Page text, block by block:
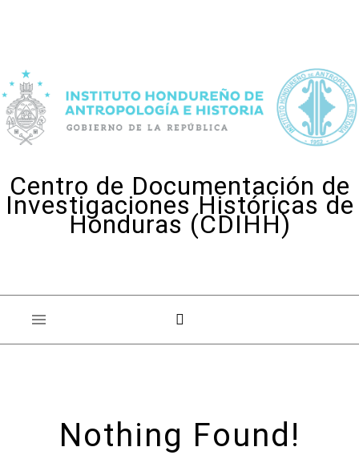
Centro de Documentación de
Investigaciones Históricas de
Honduras (CDIHH)
Nothing Found!